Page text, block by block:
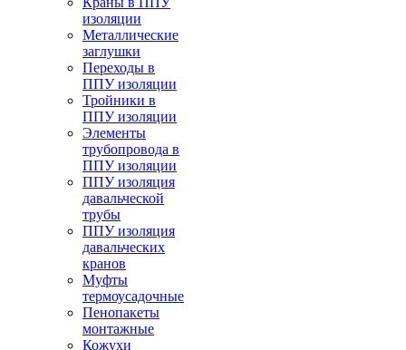
изоляции
Металлические
заглушки
Переходы в
ППУ изоляции
Тройники в
ППУ изоляции
Элементы
трубопровода в
ППУ изоляции
ППУ изоляция
давальческой
трубы
ППУ изоляция
давальческих
кранов
Муфты
термоусадочные
Пенопакеты
монтажные
Кожухи